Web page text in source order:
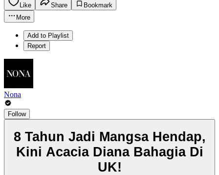
Like Share
Bookmark
More
Add to Playlist
Report
Nona
Follow
8 Tahun Jadi Mangsa Hendap,
Kini Acacia Diana Bahagia Di
UK!